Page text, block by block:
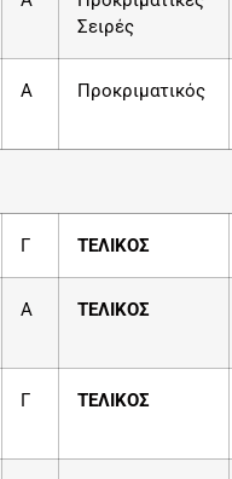
Σειρές
Α Προκριματικός
Γ ΤΕΛΙΚΟΣ
Α ΤΕΛΙΚΟΣ
Γ ΤΕΛΙΚΟΣ